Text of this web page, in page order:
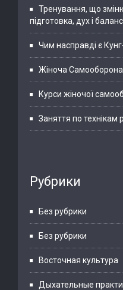
Тренування, що
підготовка, дух і баланс
Чим насправді є
Жіноча
Курси жіночої
Заняття по технікам
Рубрики
Без рубрики
Без рубрики
Восточная культура
Дыхательные